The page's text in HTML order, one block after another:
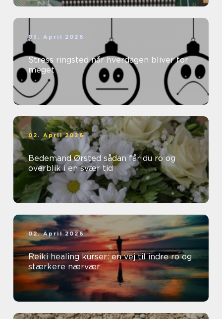
03. April 2026
Stress ringsted når hverdagen bliver for
meget
02. April 2026
Bedemand Ørsted sådan får du ro og
overblik i en svær tid
02. April 2026
Reiki healing kurser: en vej til indre ro og
stærkere nærvær